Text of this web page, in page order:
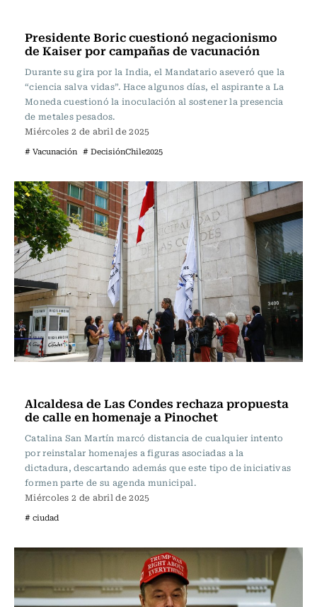
Presidente Boric cuestionó negacionismo
de Kaiser por campañas de vacunación
Durante su gira por la India, el Mandatario aseveró que la
“ciencia salva vidas”. Hace algunos días, el aspirante a La
Moneda cuestionó la inoculación al sostener la presencia
de metales pesados.
Miércoles 2 de abril de 2025
# Vacunación # DecisiónChile2025
Alcaldesa de Las Condes rechaza propuesta
de calle en homenaje a Pinochet
Catalina San Martín marcó distancia de cualquier intento
por reinstalar homenajes a figuras asociadas a la
dictadura, descartando además que este tipo de iniciativas
formen parte de su agenda municipal.
Miércoles 2 de abril de 2025
# ciudad